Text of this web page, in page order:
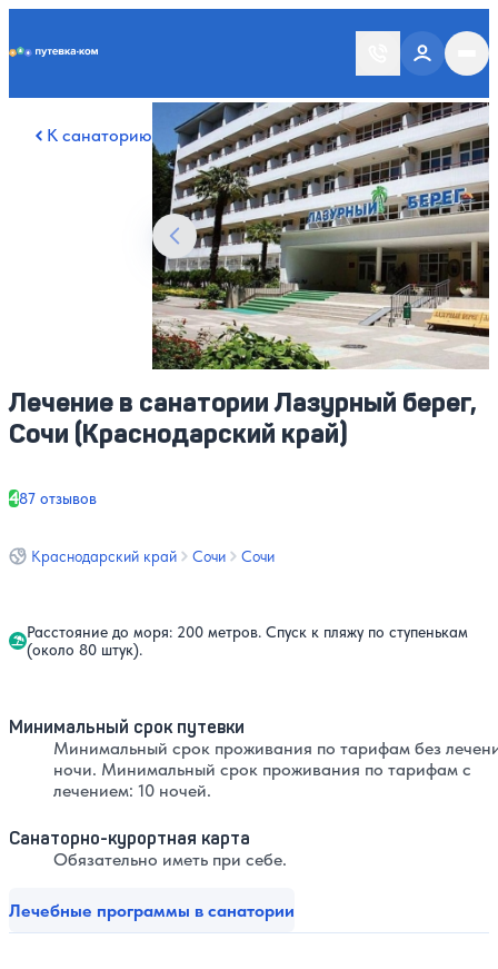
К санаторию
Смотреть все фото22
Лечение в санатории Лазурный берег,
Сочи (Краснодарский край)
Краснодарский край Сочи Сочи
Расстояние до моря: 200 метров. Спуск к пляжу по ступенькам
(около 80 штук).
487 отзывов
Минимальный срок путевки
Минимальный срок проживания по тарифам без
ночи. Минимальный срок проживания по тарифам с
лечением: 10 ночей.
Санаторно-курортная карта
Обязательно иметь при себе.
Лечебные программы в санатории